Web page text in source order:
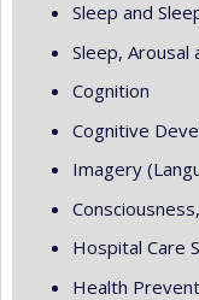
Sleep and
Sleep, Arousal
Cognition
Cognitive
Imagery
Hospital Care
Health